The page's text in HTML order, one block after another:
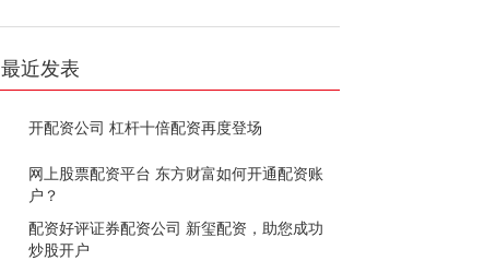
最近发表
开配资公司 杠杆十倍配资再度登场
网上股票配资平台 东方财富如何开通配资账
户？
配资好评证券配资公司 新玺配资，助您成功
炒股开户